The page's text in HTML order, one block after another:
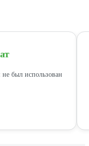
был использован